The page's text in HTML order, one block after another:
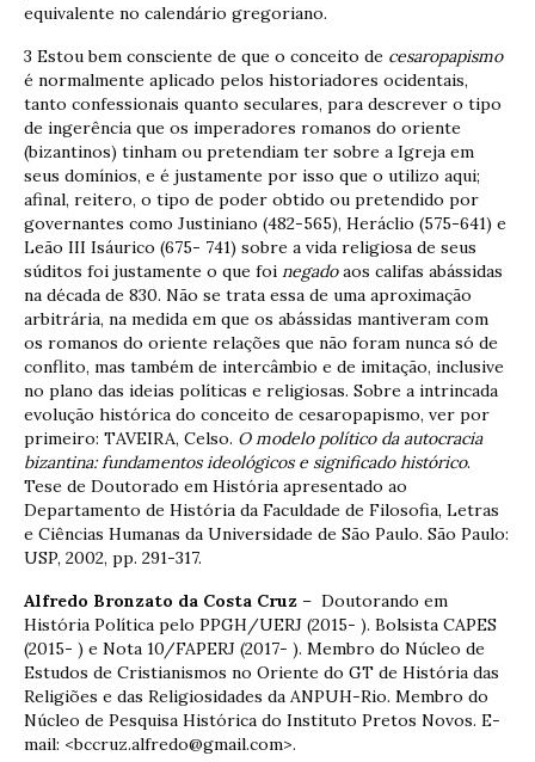
equivalente no calendário gregoriano.
3 Estou bem consciente de que o conceito de cesaropapismo
é normalmente aplicado pelos historiadores ocidentais,
tanto confessionais quanto seculares, para descrever o tipo
de ingerência que os imperadores romanos do oriente
(bizantinos) tinham ou pretendiam ter sobre a Igreja em
seus domínios, e é justamente por isso que o utilizo aqui;
afinal, reitero, o tipo de poder obtido ou pretendido por
governantes como Justiniano (482-565), Heráclio (575-641) e
Leão III Isáurico (675- 741) sobre a vida religiosa de seus
súditos foi justamente o que foi negadoaos califas abássidas
na década de 830. Não se trata essa de uma aproximação
arbitrária, na medida em que os abássidas mantiveram com
os romanos do oriente relações que não foram nunca só de
conflito, mas também de intercâmbio e de imitação, inclusive
no plano das ideias políticas e religiosas. Sobre a intrincada
evolução histórica do conceito de cesaropapismo, ver por
primeiro: TAVEIRA, Celso. O modelo político da autocracia
bizantina: fundamentos ideológicos e significado histórico.
Tese de Doutorado em História apresentado ao
Departamento de História da Faculdade de Filosofia, Letras
e Ciências Humanas da Universidade de São Paulo. São Paulo:
USP, 2002, pp. 291-317.
Alfredo Bronzato da Costa Cruz – Doutorando em
História Política pelo PPGH/UERJ (2015- ). Bolsista CAPES
(2015- ) e Nota 10/FAPERJ (2017- ). Membro do Núcleo de
Estudos de Cristianismos no Oriente do GT de História das
Religiões e das Religiosidades da ANPUH-Rio. Membro do
Núcleo de Pesquisa Histórica do Instituto Pretos Novos. E-
mail: <bccruz.alfredo@gmail.com>.